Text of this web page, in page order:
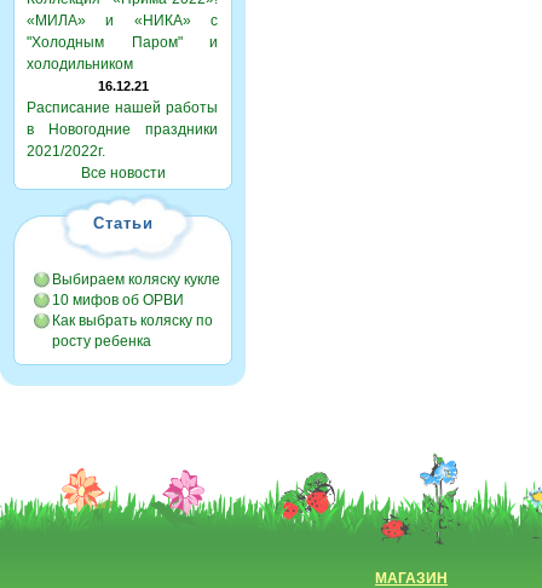
«МИЛА» и «НИКА» с
"Холодным Паром" и
холодильником
16.12.21
Расписание нашей работы
в Новогодние праздники
2021/2022г.
Все новости
Статьи
Выбираем коляску кукле
10 мифов об ОРВИ
Как выбрать коляску по
росту ребенка
МАГАЗИН